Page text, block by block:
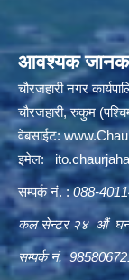
आवश्यक
चौरजहारी नगर
चौरजहारी, रुकुम
वेबसाईट:
इमेल:
सम्पर्क नं. :088-
कल सेन्टर २४ औं
सम्पर्क नं.